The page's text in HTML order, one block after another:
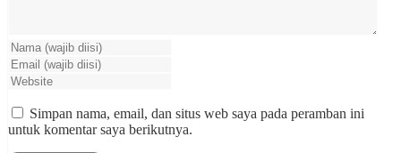
Simpan nama, email, dan situs web saya pada peramban ini
untuk komentar saya berikutnya.